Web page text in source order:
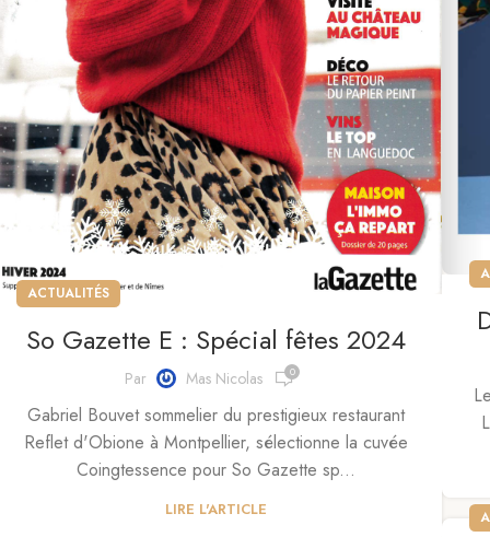
ACTUALITÉS
So Gazette E : Spécial fêtes 2024
Par Mas Nicolas 0
Gabriel Bouvet sommelier du prestigieux restaurant
Reflet d'Obione à Montpellier, sélectionne la cuvée
Coingtessence pour So Gazette sp...
LIRE L'ARTICLE